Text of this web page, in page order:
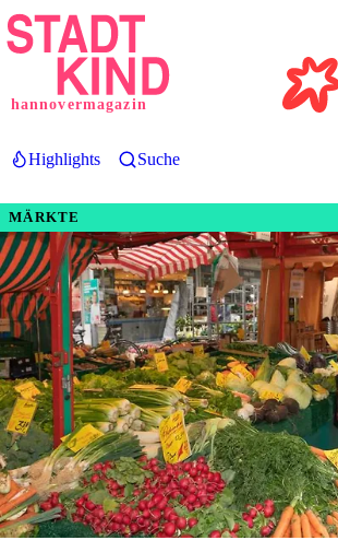
Direkt
zum
hannovermagazin
Highlights Suche
MÄRKTE